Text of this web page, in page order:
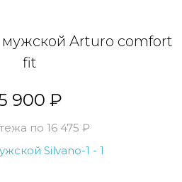
Arturo comfort
fit
900 ₽
по 16 475 ₽